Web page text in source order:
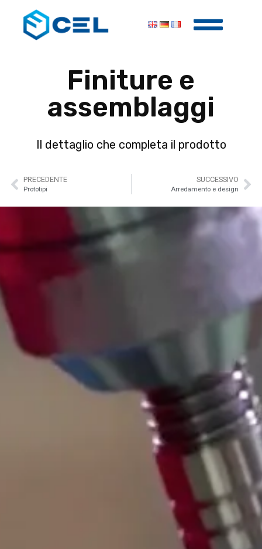
Finiture e
assemblaggi
Il dettaglio che completa il prodotto
PRECEDENTE
Prototipi
SUCCESSIVO
Arredamento e design